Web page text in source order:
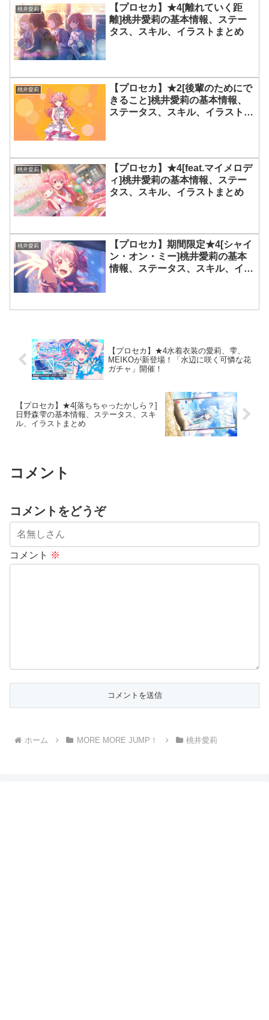
桃井愛莉
【プロセカ】★4[離れていく距
離]桃井愛莉の基本情報、ステー
タス、スキル、イラストまとめ
桃井愛莉
【プロセカ】★2[後輩のためにで
きること]桃井愛莉の基本情報、
ステータス、スキル、イラストま
桃井愛莉
【プロセカ】★4[feat.マイメロデ
ィ]桃井愛莉の基本情報、ステー
タス、スキル、イラストまとめ
桃井愛莉
【プロセカ】期間限定★4[シャイ
ン・オン・ミー]桃井愛莉の基本
情報、ステータス、スキル、イラ
【プロセカ】★4水着衣装の愛莉、雫、
MEIKOが新登場！「水辺に咲く可憐な花
ガチャ」開催！
【プロセカ】★4[落ちちゃったかしら？]
日野森雫の基本情報、ステータス、スキ
ル、イラストまとめ
コメント
コメントをどうぞ
コメント ※
ホーム MORE MORE JUMP！ 桃井愛莉